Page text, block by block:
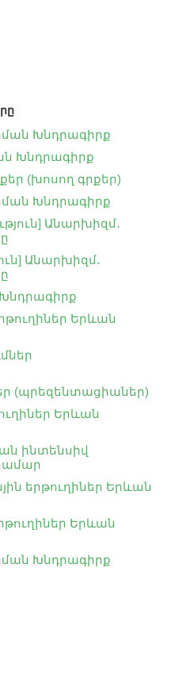
Խնդրագիրք
Խնդրագիրք
(խոսող գրքեր)
Խնդրագիրք
Անարխիզմ․
Անարխիզմ․
Երևան
(պրեզենտացիաներ)
Երևան
ինտենսիվ
երթուղիներ Երևան
Երևան
Խնդրագիրք